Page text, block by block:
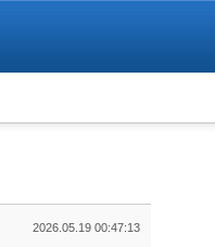
2026.05.19 00:47:13